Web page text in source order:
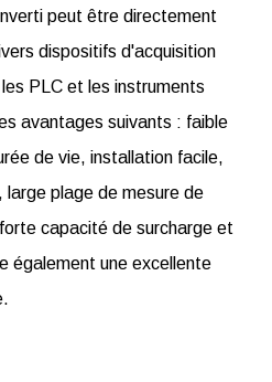
peut être directement
dispositifs d'acquisition
PLC et les instruments
avantages suivants : faible
de vie, installation facile,
plage de mesure de
capacité de surcharge et
également une excellente